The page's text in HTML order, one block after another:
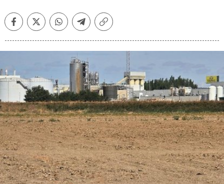
FacebookTwitterWhatsappTelegramCopiar